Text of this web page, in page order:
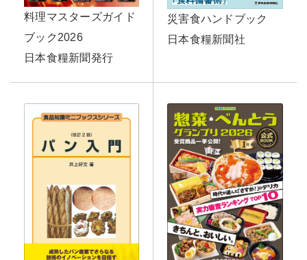
料理マスターズガイド
ブック2026
日本食糧新聞発行
災害食ハンドブック
日本食糧新聞社